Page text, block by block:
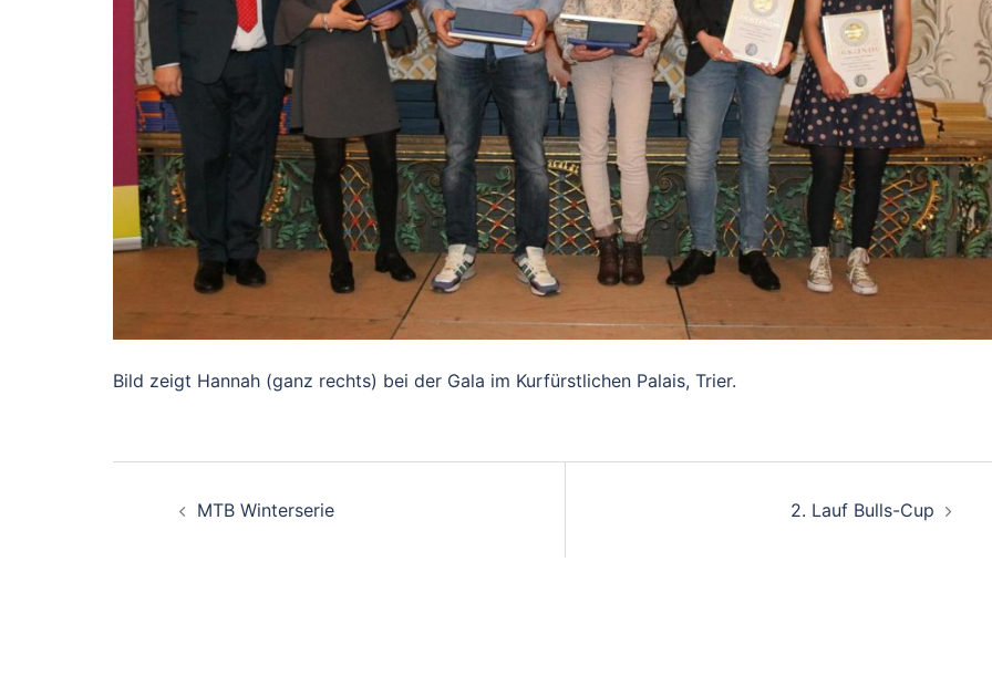
Bild zeigt Hannah (ganz rechts) bei der Gala im Kurfürstlichen Palais, Trier.
Beitragsnavigation
MTB Winterserie 2. Lauf Bulls-Cup